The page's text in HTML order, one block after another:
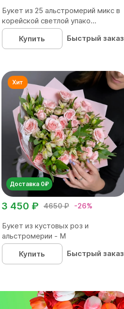
Букет из 25 альстромерий микс в
корейской светлой упако...
Купить
Быстрый заказ
Доставка 0₽
4650 ₽ -26%
3 450 ₽
Букет из кустовых роз и
альстромерии - М
Купить
Быстрый заказ